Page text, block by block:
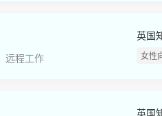
远程工作
英国
女性
英国